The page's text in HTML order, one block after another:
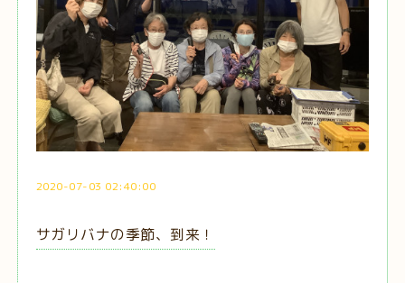
2020-07-03 02:40:00
サガリバナの季節、到来！